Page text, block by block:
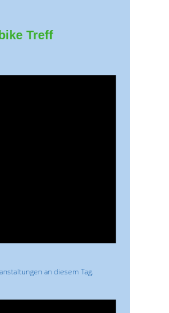
Treff
an diesem Tag.